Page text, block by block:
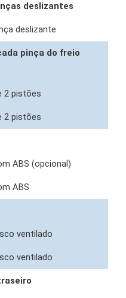
deslizantes
deslizante
pinça do freio
2 pistões
2 pistões
ABS (opcional)
ABS
ventilado
ventilado